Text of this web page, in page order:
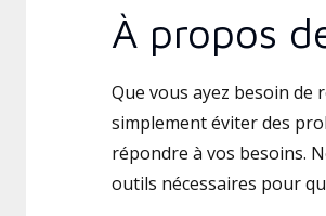
À propos
Que vous ayez besoin de
simplement éviter des
répondre à vos besoins.
outils nécessaires pour